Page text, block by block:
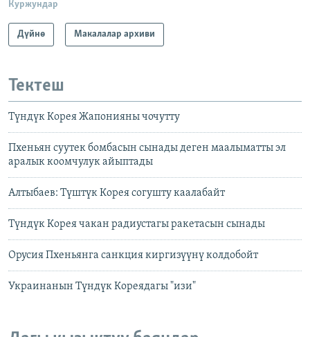
Куржундар
Дүйнө Макалалар архиви
Тектеш
Түндүк Корея Жапонияны чочутту
Пхеньян суутек бомбасын сынады деген маалыматты эл
аралык коомчулук айыптады
Алтыбаев: Түштүк Корея согушту каалабайт
Түндүк Корея чакан радиустагы ракетасын сынады
Орусия Пхеньянга санкция киргизүүнү колдобойт
Украинанын Түндүк Кореядагы "изи"